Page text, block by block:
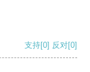
支持[0] 反对[0]